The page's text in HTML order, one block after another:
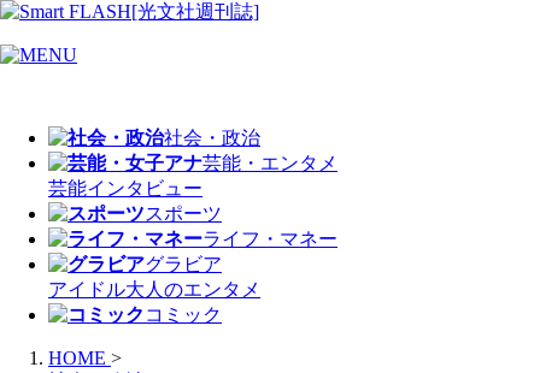
社会・政治
芸能・エンタメ
芸能インタビュー
スポーツ
ライフ・マネー
グラビア
アイドル大人のエンタメ
コミック
HOME >